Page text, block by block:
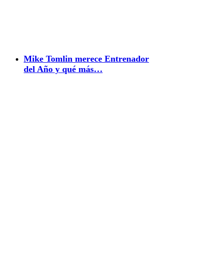
Mike Tomlin merece Entrenador
del Año y qué más…